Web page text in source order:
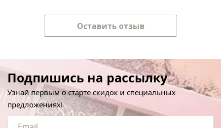
Оставить отзыв
Подпишись на рассылку
Узнай первым о старте скидок и специальных
предложениях!